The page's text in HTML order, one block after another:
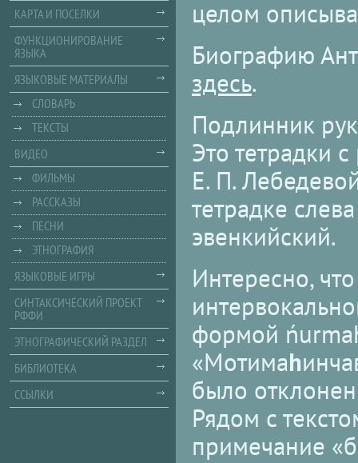
целом
Биографию
здесь.
Подлинник
Это тетрадки
Е. П.
тетрадке
эвенкийский.
Интересно,
формой
«Мотимаh
было
Рядом с
примечание
КАРТА И ПОСЕЛКИ
ФУНКЦИОНИРОВАНИЕ
ЯЗЫКА
ЯЗЫКОВЫЕ МАТЕРИАЛЫ
СЛОВАРЬ
ТЕКСТЫ
ВИДЕО
ФИЛЬМЫ
РАССКАЗЫ
ПЕСНИ
ЭТНОГРАФИЯ
ЯЗЫКОВЫЕ ИГРЫ
СИНТАКСИЧЕСКИЙ ПРОЕКТ
РФФИ
ЭТНОГРАФИЧЕСКИЙ РАЗДЕЛ
БИБЛИОТЕКА
ССЫЛКИ